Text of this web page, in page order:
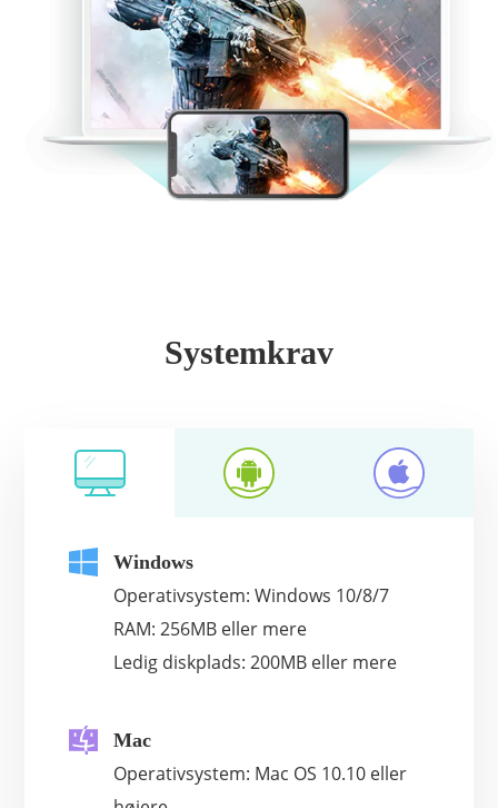
Systemkrav
Windows
Operativsystem: Windows 10/8/7
RAM: 256MB eller mere
Ledig diskplads: 200MB eller mere
Mac
Operativsystem: Mac OS 10.10 eller